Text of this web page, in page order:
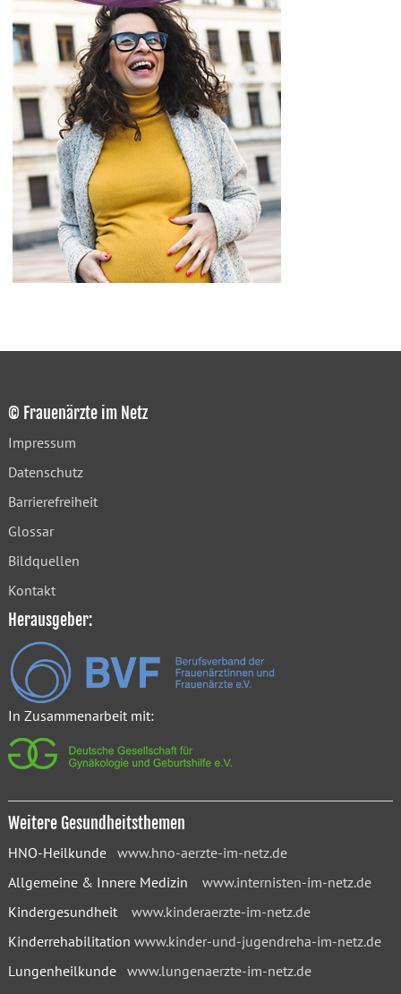
© Frauenärzte im Netz
Impressum
Datenschutz
Barrierefreiheit
Glossar
Bildquellen
Kontakt
Herausgeber:
In Zusammenarbeit mit:
Weitere Gesundheitsthemen
HNO-Heilkunde www.hno-aerzte-im-netz.de
Allgemeine & Innere Medizin www.internisten-im-netz.de
Kindergesundheit www.kinderaerzte-im-netz.de
Kinderrehabilitation www.kinder-und-jugendreha-im-netz.de
Lungenheilkunde www.lungenaerzte-im-netz.de